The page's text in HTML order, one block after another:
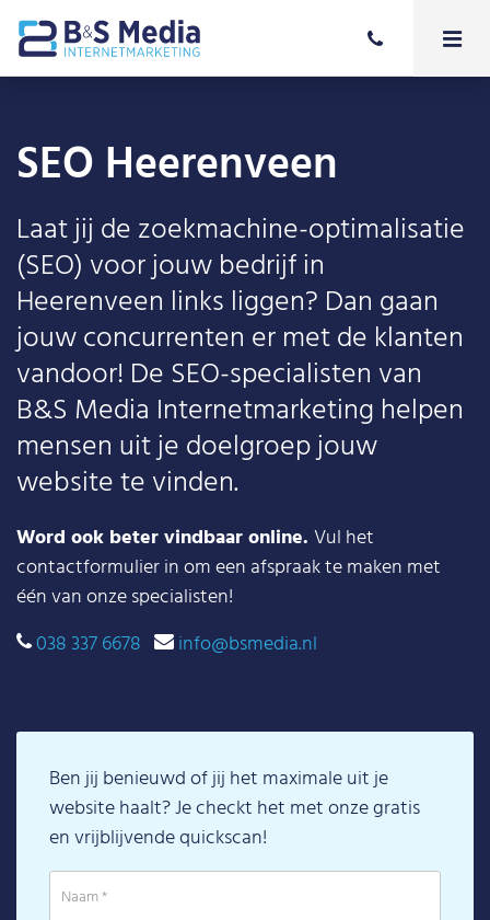
SEO Heerenveen
Laat jij de zoekmachine-optimalisatie
(SEO) voor jouw bedrijf in
Heerenveen links liggen? Dan gaan
jouw concurrenten er met de klanten
vandoor! De SEO-specialisten van
B&S Media Internetmarketing helpen
mensen uit je doelgroep jouw
website te vinden.
Word ook beter vindbaar online. Vul het
contactformulier in om een afspraak te maken met
één van onze specialisten!
038 337 6678
info@bsmedia.nl
Ben jij benieuwd of jij het maximale uit je
website haalt? Je checkt het met onze gratis
en vrijblijvende quickscan!